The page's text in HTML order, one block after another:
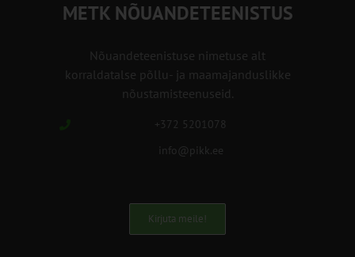
METK NÕUANDETEENISTUS
Nõuandeteenistuse nimetuse alt
korraldatalse põllu- ja maamajanduslikke
nõustamisteenuseid.
+372 5201078
info@pikk.ee
Kirjuta meile!